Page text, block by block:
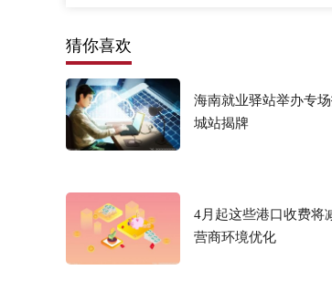
猜你喜欢
海南就业驿站举办专场招
城站揭牌
4月起这些港口收费将
营商环境优化